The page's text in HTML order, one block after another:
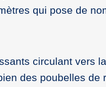
qui pose de
circulant vers
des poubelles